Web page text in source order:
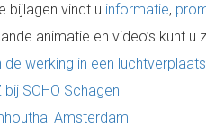
bijlagen vindt u informatie,
animatie en video’s kunt u
de werking in een
bij SOHO Schagen
Amsterdam